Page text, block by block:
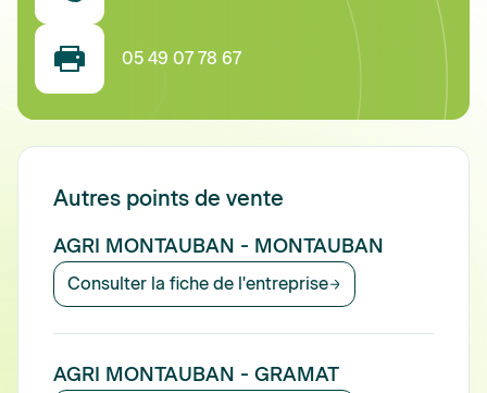
05 49 07 78 67
Autres points de vente
AGRI MONTAUBAN - MONTAUBAN
Consulter la fiche de l'entreprise
AGRI MONTAUBAN - GRAMAT